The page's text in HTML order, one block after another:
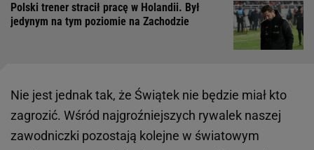
Polski trener stracił pracę w Holandii. Był
jedynym na tym poziomie na Zachodzie
Nie jest jednak tak, że Świątek nie będzie miał kto
zagrozić. Wśród najgroźniejszych rywalek naszej
zawodniczki pozostają kolejne w światowym